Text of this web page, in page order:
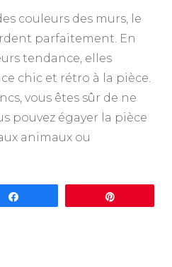
couleurs des murs, le
parfaitement. En
tendance, elles
chic et rétro à la pièce.
vous êtes sûr de ne
pouvez égayer la pièce
animaux ou